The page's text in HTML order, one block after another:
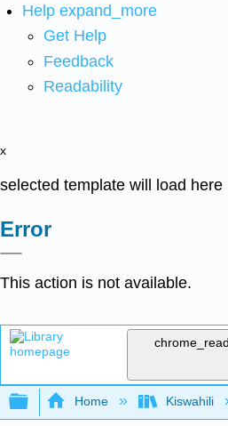
Help expand_more
Get Help
Feedback
Readability
x
selected template will load here
Error
This action is not available.
Expand/collapse
Home Kiswahili